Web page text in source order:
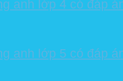
anh lớp 4 có đáp
anh lớp 5 có đáp